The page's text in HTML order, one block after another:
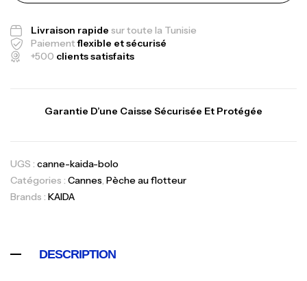
Livraison rapide sur toute la Tunisie
Paiementflexible et sécurisé
+500 clients satisfaits
Garantie D’une Caisse Sécurisée Et Protégée
UGS : canne-kaida-bolo
Catégories : Cannes, Pèche au flotteur
Brands : KAIDA
DESCRIPTION